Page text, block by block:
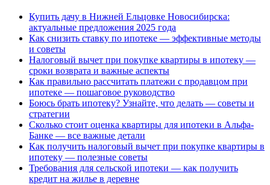
Купить дачу в Нижней Ельцовке Новосибирска:
актуальные предложения 2025 года
Как снизить ставку по ипотеке — эффективные методы
и советы
Налоговый вычет при покупке квартиры в ипотеку —
сроки возврата и важные аспекты
Как правильно рассчитать платежи с продавцом при
ипотеке — пошаговое руководство
Боюсь брать ипотеку? Узнайте, что делать — советы и
стратегии
Сколько стоит оценка квартиры для ипотеки в Альфа-
Банке — все важные детали
Как получить налоговый вычет при покупке квартиры в
ипотеку — полезные советы
Требования для сельской ипотеки — как получить
кредит на жилье в деревне